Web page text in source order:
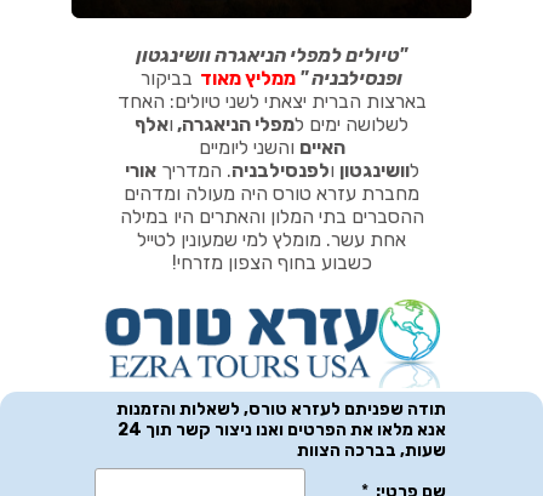
"טיולים למפלי הניאגרה וושינגטון
ופנסילבניה" ממליץ מאוד בביקור
בארצות הברית יצאתי לשני טיולים: האחד
לשלושה ימים למפלי הניאגרה, ואלף
האיים והשני ליומיים
לוושינגטון ולפנסילבניה. המדריךאורי
מחברת עזרא טורס היה מעולה ומדהים
ההסברים בתי המלון והאתרים היו במילה
אחת עשר. מומלץ למי שמעונין לטייל
כשבוע בחוף הצפון מזרחי!